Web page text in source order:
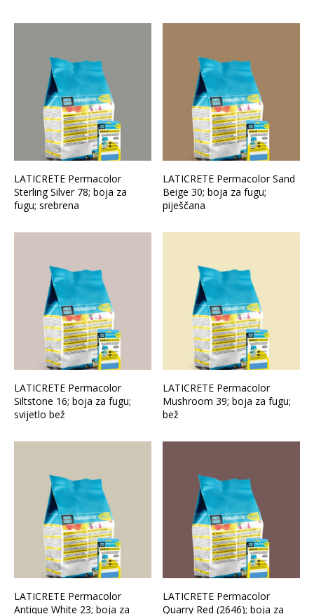
LATICRETE Permacolor
Sterling Silver 78; boja za
fugu; srebrena
LATICRETE Permacolor Sand
Beige 30; boja za fugu;
piješčana
LATICRETE Permacolor
Siltstone 16; boja za fugu;
svijetlo bež
LATICRETE Permacolor
Mushroom 39; boja za fugu;
bež
LATICRETE Permacolor
Antique White 23; boja za
LATICRETE Permacolor
Quarry Red (2646); boja za